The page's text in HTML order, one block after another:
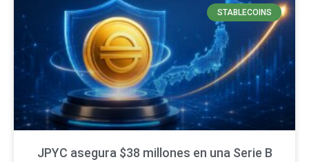
STABLECOINS
JPYC asegura $38 millones en una Serie B